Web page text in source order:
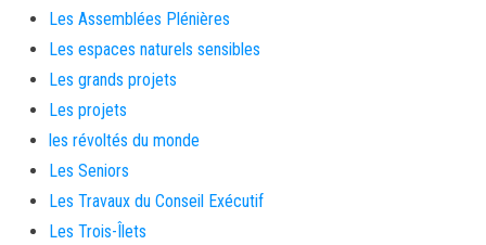
Les Assemblées Plénières
Les espaces naturels sensibles
Les grands projets
Les projets
les révoltés du monde
Les Seniors
Les Travaux du Conseil Exécutif
Les Trois-Îlets